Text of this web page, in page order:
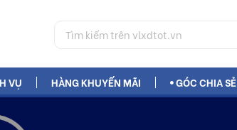
VỤ HÀNG KHUYẾN MÃI GÓC CHIA SẺ